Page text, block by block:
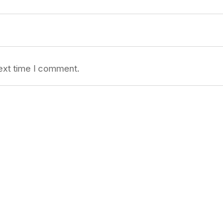
time I comment.